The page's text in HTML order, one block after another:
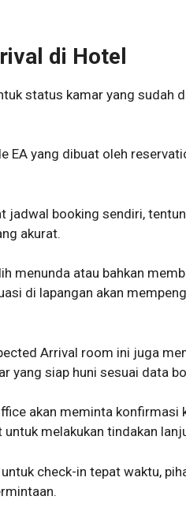
di Hotel
status kamar yang sudah
EA yang dibuat oleh
jadwal booking sendiri,
akurat.
menunda atau bahkan
di lapangan akan
Arrival room ini juga
yang siap huni sesuai data
akan meminta konfirmasi
melakukan tindakan
check-in tepat waktu,